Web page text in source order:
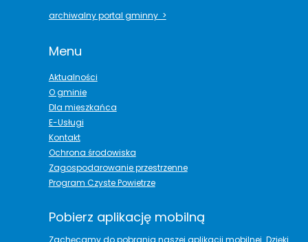
archiwalny portal gminny >
Menu
Aktualności
O gminie
Dla mieszkańca
E-Usługi
Kontakt
Ochrona środowiska
Zagospodarowanie przestrzenne
Program Czyste Powietrze
Pobierz aplikację mobilną
Zachęcamy do pobrania naszej aplikacji mobilnej. Dzięki